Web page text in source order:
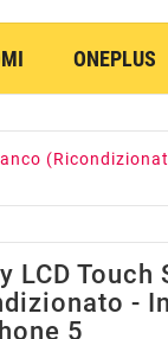
ONEPLUS
LCD Touch
-
5